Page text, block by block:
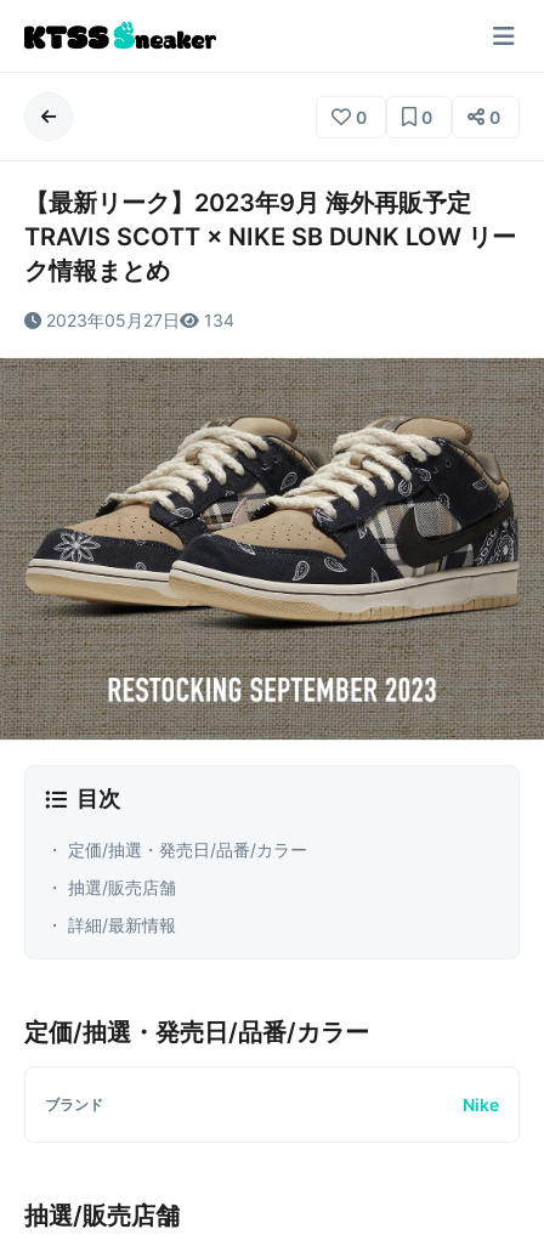
0 0 0
【最新リーク】2023年9月 海外再販予定
TRAVIS SCOTT × NIKE SB DUNK LOW リー
ク情報まとめ
2023年05月27日 134
目次
・ 定価/抽選・発売日/品番/カラー
・ 抽選/販売店舗
・ 詳細/最新情報
定価/抽選・発売日/品番/カラー
ブランド Nike
抽選/販売店舗